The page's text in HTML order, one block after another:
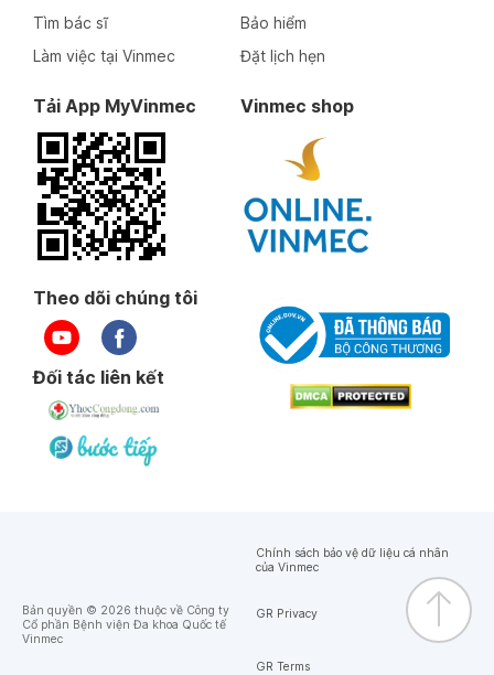
Tìm bác sĩ
Làm việc tại Vinmec
Bảo hiểm
Đặt lịch hẹn
Tải App MyVinmec Vinmec shop
Theo dõi chúng tôi
Đối tác liên kết
Bản quyền © 2026 thuộc về Công ty
Cổ phần Bệnh viện Đa khoa Quốc tế
Vinmec
Chính sách bảo vệ dữ liệu cá nhân
của Vinmec
GR Privacy
GR Terms